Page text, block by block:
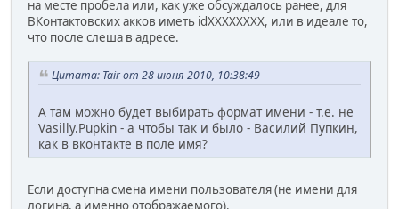
на месте пробела или, как уже обсуждалось ранее, для
ВКонтактовских акков иметь idXXXXXXXX, или в идеале то,
что после слеша в адресе.
Цитата: Tair от 28 июня 2010, 10:38:49
А там можно будет выбирать формат имени - т.е. не
Vasilly.Pupkin - а чтобы так и было - Василий Пупкин,
как в вконтакте в поле имя?
Если доступна смена имени пользователя (не имени для
логина, а именно отображаемого).